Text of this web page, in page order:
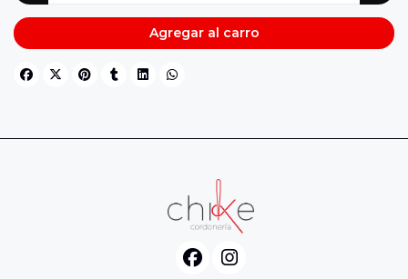
Agregar al carro